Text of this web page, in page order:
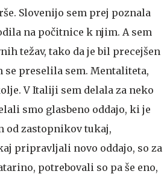
Slovenijo sem prej poznala
na počitnice k njim. A sem
težav, tako da je bil precejšen
preselila sem. Mentaliteta,
V Italiji sem delala za neko
smo glasbeno oddajo, ki je
od zastopnikov tukaj,
pripravljali novo oddajo, so za
potrebovali so pa še eno,